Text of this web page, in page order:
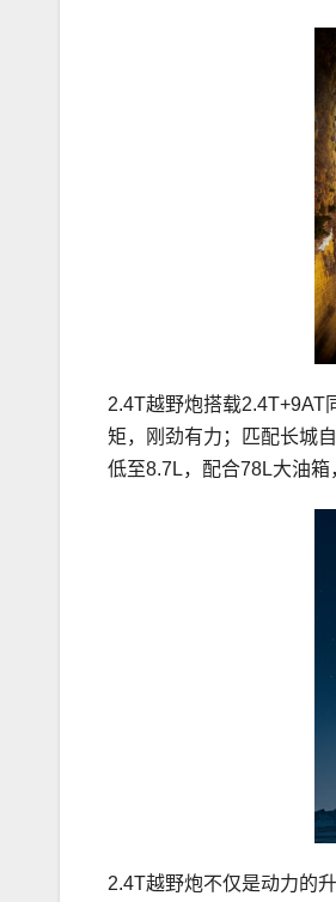
2.4T越野炮搭载2.4T+9AT
矩，刚劲有力；匹配长城
低至8.7L，配合78L大油箱
2.4T越野炮不仅是动力的